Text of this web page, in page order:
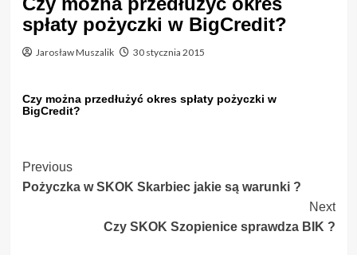
spłaty pożyczki w BigCredit?
Jarosław Muszalik 30 stycznia 2015
Czy można przedłużyć okres spłaty pożyczki w
BigCredit?
Post
Navigation
Previous
Pożyczka w SKOK Skarbiec jakie są warunki ?
Next
Czy SKOK Szopienice sprawdza BIK ?